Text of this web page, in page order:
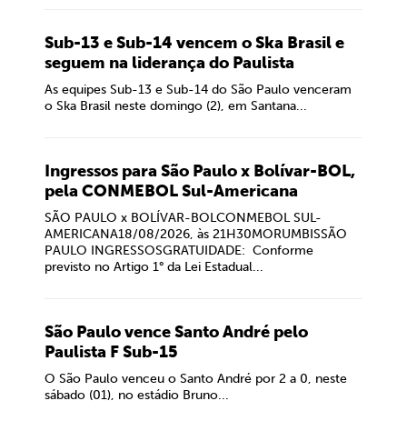
Sub-13 e Sub-14 vencem o Ska Brasil e
seguem na liderança do Paulista
As equipes Sub-13 e Sub-14 do São Paulo venceram
o Ska Brasil neste domingo (2), em Santana...
Ingressos para São Paulo x Bolívar-BOL,
pela CONMEBOL Sul-Americana
SÃO PAULO x BOLÍVAR-BOLCONMEBOL SUL-
AMERICANA18/08/2026, às 21H30MORUMBISSÃO
PAULO INGRESSOSGRATUIDADE: Conforme
previsto no Artigo 1° da Lei Estadual...
São Paulo vence Santo André pelo
Paulista F Sub-15
O São Paulo venceu o Santo André por 2 a 0, neste
sábado (01), no estádio Bruno...